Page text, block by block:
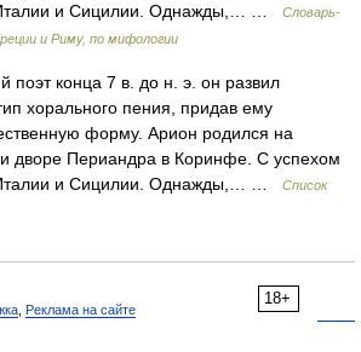
Италии и Сицилии. Однажды,… …
Cловарь-
и Риму, по мифологии
поэт конца 7 в. до н. э. он развил
хорального пения, придав ему
форму. Арион родился на
дворе Периандра в Коринфе. С успехом
Италии и Сицилии. Однажды,… …
Список
18+
Реклама на сайте